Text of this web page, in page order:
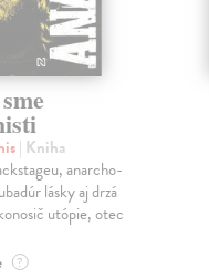
| Kniha
anarcho-
lásky aj drzá
utópie, otec
?